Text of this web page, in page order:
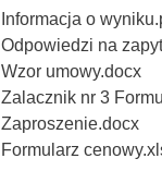
Informacja o
Odpowiedzi na
Wzor umowy.docx
Zalacznik nr 3
Zaproszenie.docx
Formularz